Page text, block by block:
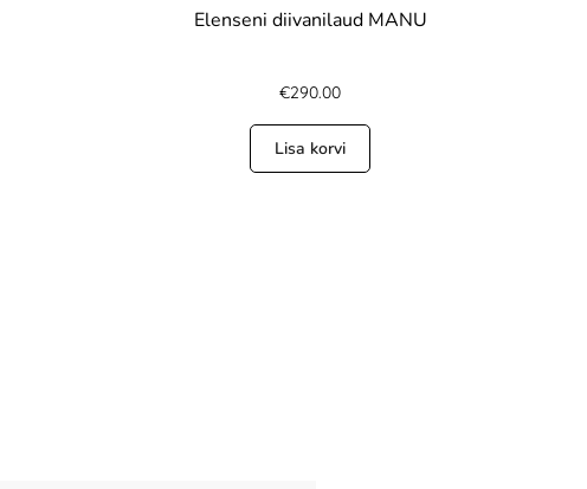
Elenseni diivanilaud MANU
€290.00
Lisa korvi